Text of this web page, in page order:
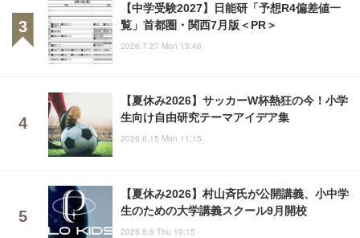
【中学受験2027】日能研「予想R4偏差値一
覧」首都圏・関西7月版＜PR＞
2026.7.27 Mon 13:46
【夏休み2026】サッカーW杯熱狂の今！小学
生向け自由研究テーマアイデア集
2026.6.15 Mon 11:15
【夏休み2026】村山斉氏が公開講義、小中学
生のための大学講義スクール9月開校
2026.8.6 Thu 19:15